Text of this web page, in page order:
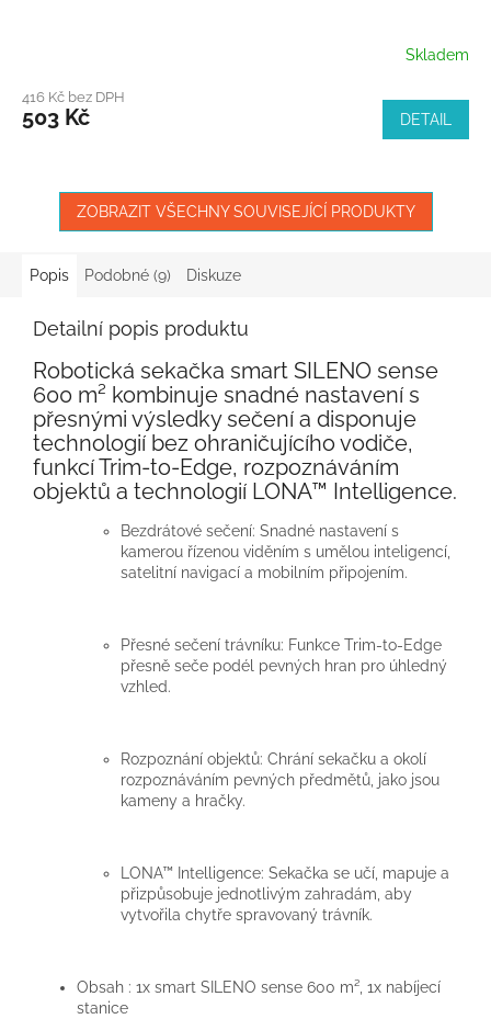
Skladem
416 Kč bez DPH
503 Kč DETAIL
ZOBRAZIT VŠECHNY SOUVISEJÍCÍ PRODUKTY
Popis Podobné (9) Diskuze
Detailní popis produktu
Robotická sekačka smart SILENO sense
600 m² kombinuje snadné nastavení s
přesnými výsledky sečení a disponuje
technologií bez ohraničujícího vodiče,
funkcí Trim-to-Edge, rozpoznáváním
objektů a technologií LONA™ Intelligence.
Bezdrátové sečení: Snadné nastavení s
kamerou řízenou viděním s umělou inteligencí,
satelitní navigací a mobilním připojením.
Přesné sečení trávníku: Funkce Trim-to-Edge
přesně seče podél pevných hran pro úhledný
vzhled.
Rozpoznání objektů: Chrání sekačku a okolí
rozpoznáváním pevných předmětů, jako jsou
kameny a hračky.
LONA™ Intelligence: Sekačka se učí, mapuje a
přizpůsobuje jednotlivým zahradám, aby
vytvořila chytře spravovaný trávník.
Obsah : 1x smart SILENO sense 600 m², 1x nabíjecí
stanice